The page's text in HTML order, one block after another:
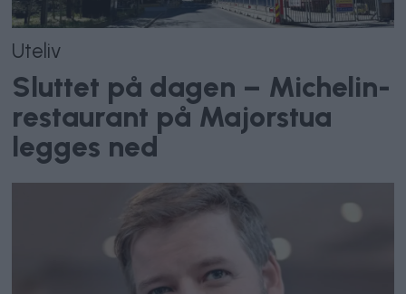
Uteliv
Sluttet på dagen – Michelin-
restaurant på Majorstua
legges ned